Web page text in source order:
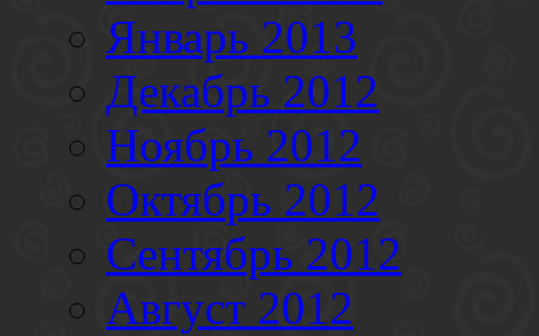
Январь 2013
Декабрь 2012
Ноябрь 2012
Октябрь 2012
Сентябрь 2012
Август 2012